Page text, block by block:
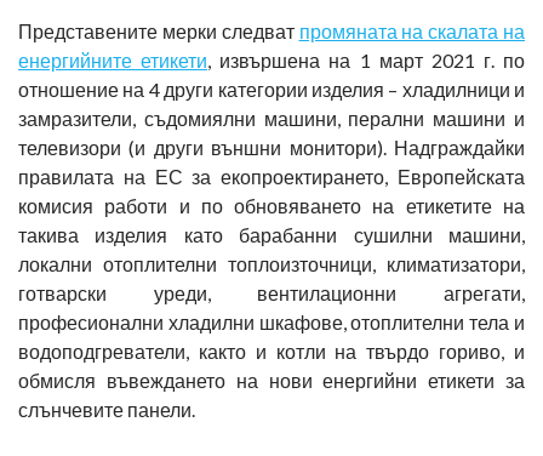
Представените мерки следват промяната на скалата на
енергийните етикети, извършена на 1 март 2021 г. по
отношение на 4 други категории изделия – хладилници и
замразители, съдомиялни машини, перални машини и
телевизори (и други външни монитори). Надграждайки
правилата на ЕС за екопроектирането, Европейската
комисия работи и по обновяването на етикетите на
такива изделия като барабанни сушилни машини,
локални отоплителни топлоизточници, климатизатори,
готварски уреди, вентилационни агрегати,
професионални хладилни шкафове, отоплителни тела и
водоподгреватели, както и котли на твърдо гориво, и
обмисля въвеждането на нови енергийни етикети за
слънчевите панели.